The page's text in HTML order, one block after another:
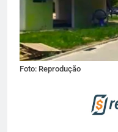
Foto: Reprodução